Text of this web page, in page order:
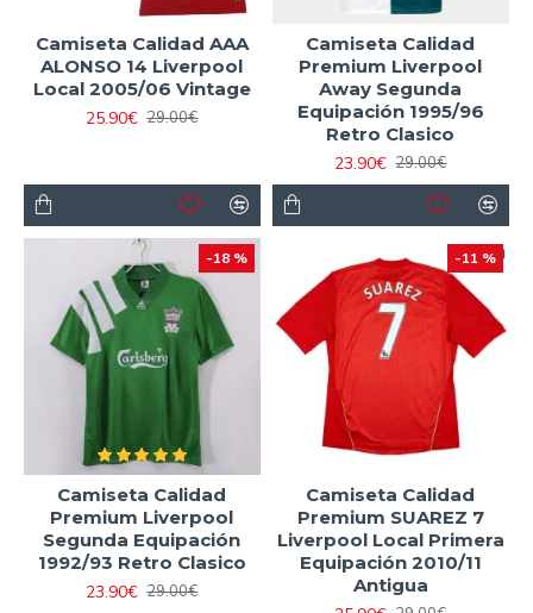
Camiseta Calidad AAA
ALONSO 14 Liverpool
Local 2005/06 Vintage
25.90€ 29.00€
Camiseta Calidad
Premium Liverpool
Away Segunda
Equipación 1995/96
Retro Clasico
23.90€ 29.00€
-18 %
Camiseta Calidad
Premium Liverpool
Segunda Equipación
1992/93 Retro Clasico
23.90€ 29.00€
-11 %
Camiseta Calidad
Premium SUAREZ 7
Liverpool Local Primera
Equipación 2010/11
Antigua